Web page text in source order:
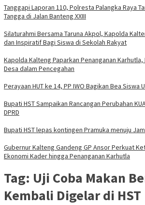
Tanggapi Laporan 110, Polresta Palangka Raya
Tangga di Jalan Banteng XXIII
Silaturahmi Bersama Taruna Akpol, Kapolda
dan Inspiratif Bagi Siswa di Sekolah Rakyat
Kapolda Kalteng Paparkan Penanganan
Desa dalam Pencegahan
Perayaan HUT ke 14, PP IWO Bagikan Bea Siswa
Bupati HST Sampaikan Rancangan Perubahan
DPRD
Bupati HST lepas kontingen Pramuka menuju
Gubernur Kalteng Gandeng GP Ansor Perkuat
Ekonomi Kader hingga Penanganan Karhutla
Tag: Uji Coba Makan
Kembali Digelar di HST